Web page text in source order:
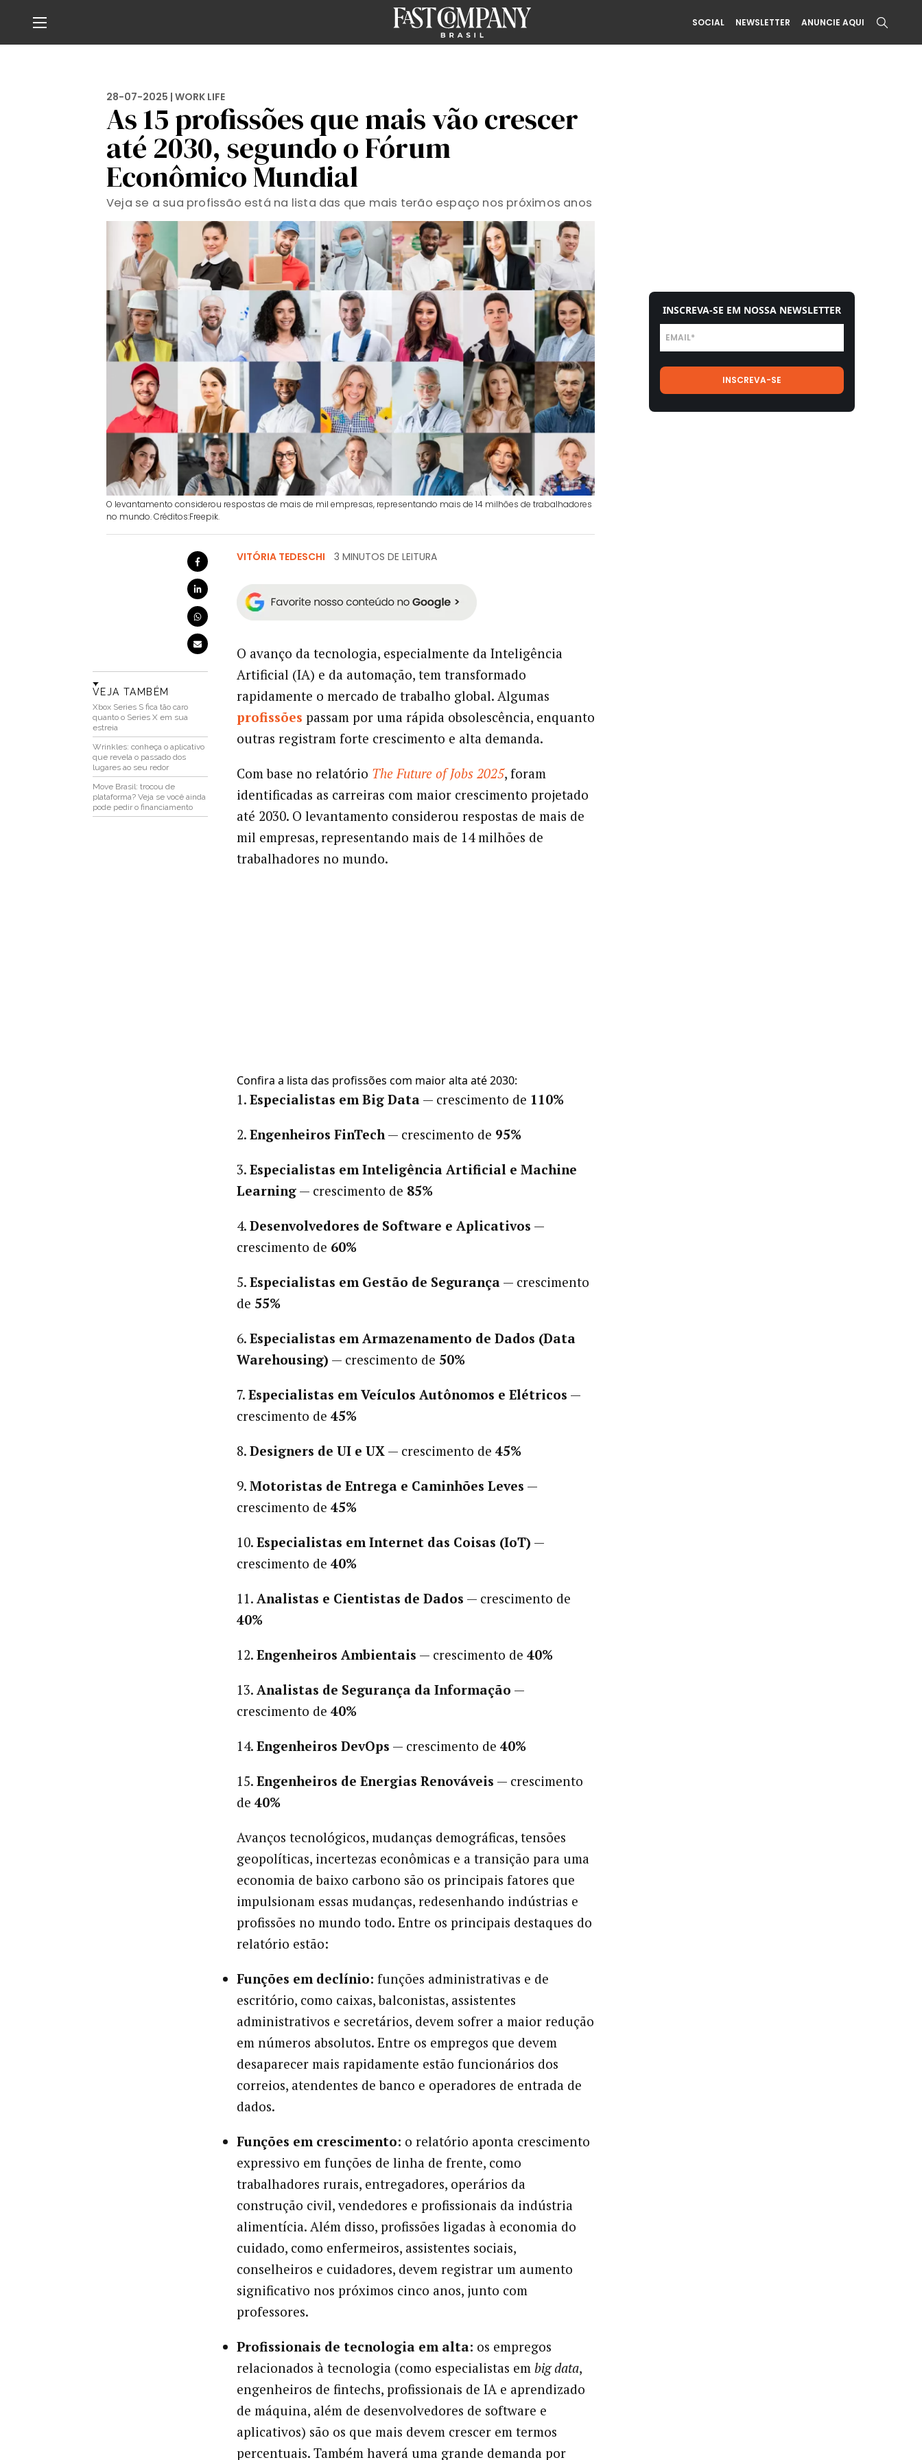
SOCIAL NEWSLETTER ANUNCIE AQUI
28-07-2025 | WORK LIFE
As 15 profissões que mais vão crescer
até 2030, segundo o Fórum
Econômico Mundial
Veja se a sua profissão está na lista das que mais terão espaço nos próximos anos
O levantamento considerou respostas de mais de mil empresas, representando mais de 14 milhões de trabalhadores
no mundo. Créditos:Freepik.
VEJA TAMBÉM
Xbox Series S fica tão caro
quanto o Series X em sua
estreia
Wrinkles: conheça o aplicativo
que revela o passado dos
lugares ao seu redor
Move Brasil: trocou de
plataforma? Veja se você ainda
pode pedir o financiamento
VITÓRIA TEDESCHI 3 MINUTOS DE LEITURA
O avanço da tecnologia, especialmente da Inteligência
Artificial (IA) e da automação, tem transformado
rapidamente o mercado de trabalho global. Algumas
profissões passam por uma rápida obsolescência, enquanto
outras registram forte crescimento e alta demanda.
Com base no relatório The Future of Jobs 2025, foram
identificadas as carreiras com maior crescimento projetado
até 2030. O levantamento considerou respostas de mais de
mil empresas, representando mais de 14 milhões de
trabalhadores no mundo.
Confira a lista das profissões com maior alta até 2030:
1. Especialistas em Big Data— crescimento de 110%
2. Engenheiros FinTech— crescimento de 95%
3. Especialistas em Inteligência Artificial e Machine
Learning— crescimento de 85%
4. Desenvolvedores de Software e Aplicativos —
crescimento de 60%
5. Especialistas em Gestão de Segurança— crescimento
de 55%
6. Especialistas em Armazenamento de Dados (Data
Warehousing) — crescimento de 50%
7. Especialistas em Veículos Autônomos e Elétricos —
crescimento de 45%
8. Designers de UI e UX— crescimento de 45%
9. Motoristas de Entrega e Caminhões Leves —
crescimento de 45%
10. Especialistas em Internet das Coisas (IoT) —
crescimento de 40%
11. Analistas e Cientistas de Dados — crescimento de
40%
12. Engenheiros Ambientais — crescimento de 40%
13. Analistas de Segurança da Informação —
crescimento de 40%
14. Engenheiros DevOps — crescimento de 40%
15. Engenheiros de Energias Renováveis — crescimento
de 40%
Avanços tecnológicos, mudanças demográficas, tensões
geopolíticas, incertezas econômicas e a transição para uma
economia de baixo carbono são os principais fatores que
impulsionam essas mudanças, redesenhando indústrias e
profissões no mundo todo. Entre os principais destaques do
relatório estão:
Funções em declínio: funções administrativas e de
escritório, como caixas, balconistas, assistentes
administrativos e secretários, devem sofrer a maior redução
em números absolutos. Entre os empregos que devem
desaparecer mais rapidamente estão funcionários dos
correios, atendentes de banco e operadores de entrada de
dados.
Funções em crescimento: o relatório aponta crescimento
expressivo em funções de linha de frente, como
trabalhadores rurais, entregadores, operários da
construção civil, vendedores e profissionais da indústria
alimentícia. Além disso, profissões ligadas à economia do
cuidado, como enfermeiros, assistentes sociais,
conselheiros e cuidadores, devem registrar um aumento
significativo nos próximos cinco anos, junto com
professores.
Profissionais de tecnologia em alta: os empregos
relacionados à tecnologia (como especialistas em big data,
engenheiros de fintechs, profissionais de IA e aprendizado
de máquina, além de desenvolvedores de software e
aplicativos) são os que mais devem crescer em termos
percentuais. Também haverá uma grande demanda por
INSCREVA-SE EM NOSSA NEWSLETTER